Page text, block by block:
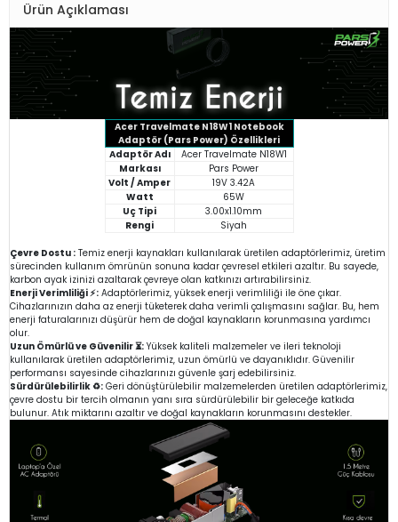
Ürün Açıklaması
Acer Travelmate N18W1 Notebook
Adaptör (Pars Power) Özellikleri
Adaptör Adı
Acer Travelmate N18W1
Markası
Pars Power
Volt / Amper
19V 3.42A
Watt
65W
Uç Tipi
3.00x1.10mm
Rengi
Siyah
Çevre Dostu : Temiz enerji kaynakları kullanılarak üretilen adaptörlerimiz, üretim
sürecinden kullanım ömrünün sonuna kadar çevresel etkileri azaltır. Bu sayede,
karbon ayak izinizi azaltarak çevreye olan katkınızı artırabilirsiniz.
Enerji Verimliliği ⚡: Adaptörlerimiz, yüksek enerji verimliliği ile öne çıkar.
Cihazlarınızın daha az enerji tüketerek daha verimli çalışmasını sağlar. Bu, hem
enerji faturalarınızı düşürür hem de doğal kaynakların korunmasına yardımcı
olur.
Uzun Ömürlü ve Güvenilir ⏳: Yüksek kaliteli malzemeler ve ileri teknoloji
kullanılarak üretilen adaptörlerimiz, uzun ömürlü ve dayanıklıdır. Güvenilir
performansı sayesinde cihazlarınızı güvenle şarj edebilirsiniz.
Sürdürülebilirlik ♻️: Geri dönüştürülebilir malzemelerden üretilen adaptörlerimiz,
çevre dostu bir tercih olmanın yanı sıra sürdürülebilir bir geleceğe katkıda
bulunur. Atık miktarını azaltır ve doğal kaynakların korunmasını destekler.